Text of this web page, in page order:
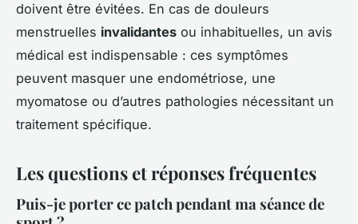
doivent être évitées. En cas de douleurs
menstruelles invalidantes ou inhabituelles, un avis
médical est indispensable : ces symptômes
peuvent masquer une endométriose, une
myomatose ou d’autres pathologies nécessitant un
traitement spécifique.
Les questions et réponses fréquentes
Puis-je porter ce patch pendant ma séance de